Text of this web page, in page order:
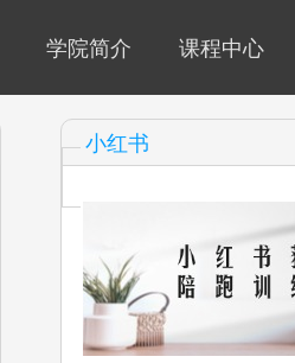
学院简介 课程中心
小红书